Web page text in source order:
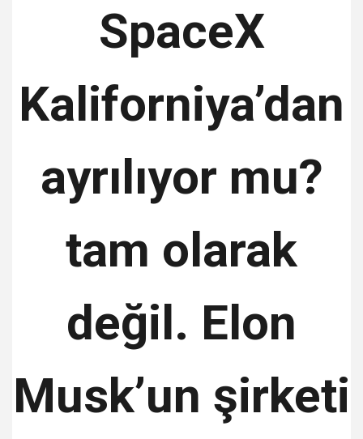
SpaceX
Kaliforniya’dan
ayrılıyor mu?
tam olarak
değil. Elon
Musk’un şirketi